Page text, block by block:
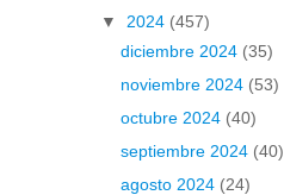
▼ 2024 (457)
diciembre 2024 (35)
noviembre 2024 (53)
octubre 2024 (40)
septiembre 2024 (40)
agosto 2024 (24)